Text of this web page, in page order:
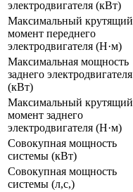
электродвигателя (кВт)
Максимальный крутящий
момент переднего
электродвигателя (Н·м)
Максимальная мощность
заднего электродвигателя
(кВт)
Максимальный крутящий
момент заднего
электродвигателя (Н·м)
Совокупная мощность
системы (кВт)
Совокупная мощность
системы (л,с,)